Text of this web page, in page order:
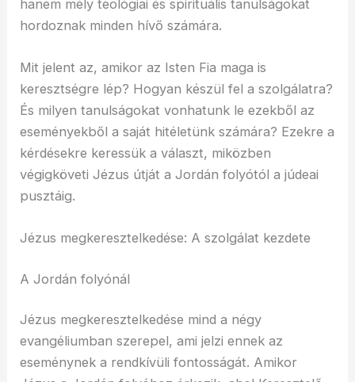
hanem mély teológiai és spirituális tanulságokat
hordoznak minden hívő számára.
Mit jelent az, amikor az Isten Fia maga is
keresztségre lép? Hogyan készül fel a szolgálatra?
És milyen tanulságokat vonhatunk le ezekből az
eseményekből a saját hitéletünk számára? Ezekre a
kérdésekre keressük a választ, miközben
végigköveti Jézus útját a Jordán folyótól a júdeai
pusztáig.
Jézus megkeresztelkedése: A szolgálat kezdete
A Jordán folyónál
Jézus megkeresztelkedése mind a négy
evangéliumban szerepel, ami jelzi ennek az
eseménynek a rendkívüli fontosságát. Amikor